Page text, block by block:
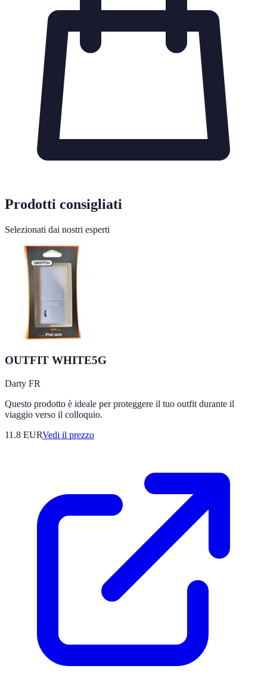
Prodotti consigliati
Selezionati dai nostri esperti
OUTFIT WHITE5G
Darty FR
Questo prodotto è ideale per proteggere il tuo outfit durante il
viaggio verso il colloquio.
11.8 EURVedi il prezzo